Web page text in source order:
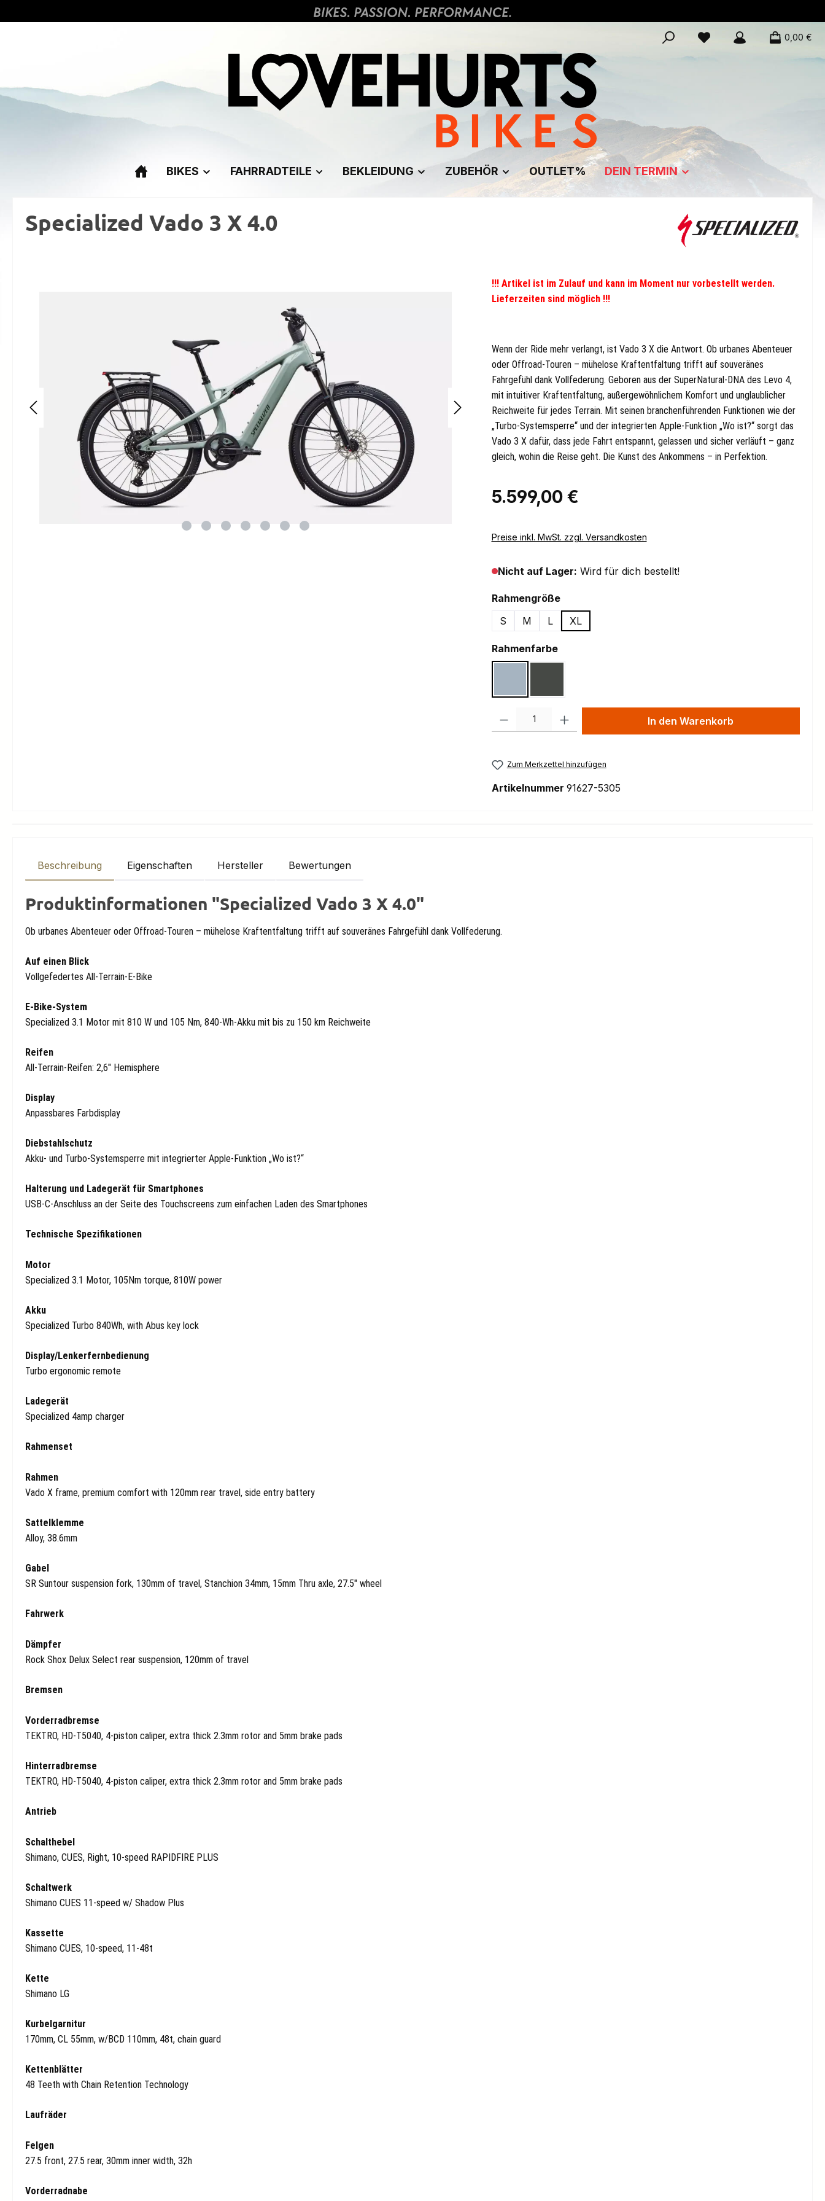
0,00 €
BIKES FAHRRADTEILE BEKLEIDUNG ZUBEHÖR OUTLET% DEIN TERMIN
Specialized Vado 3 X 4.0
!!! Artikel ist im Zulauf und kann im Moment nur vorbestellt werden.
Lieferzeiten sind möglich !!!
Wenn der Ride mehr verlangt, ist Vado 3 X die Antwort. Ob urbanes Abenteuer
oder Offroad-Touren – mühelose Kraftentfaltung trifft auf souveränes
Fahrgefühl dank Vollfederung. Geboren aus der SuperNatural-DNA des Levo 4,
mit intuitiver Kraftentfaltung, außergewöhnlichem Komfort und unglaublicher
Reichweite für jedes Terrain. Mit seinen branchenführenden Funktionen wie der
„Turbo-Systemsperre“ und der integrierten Apple-Funktion „Wo ist?“ sorgt das
Vado 3 X dafür, dass jede Fahrt entspannt, gelassen und sicher verläuft – ganz
gleich, wohin die Reise geht. Die Kunst des Ankommens – in Perfektion.
Regulärer Preis:
5.599,00 €
Preise inkl. MwSt. zzgl. Versandkosten
Nicht auf Lager: Wird für dich bestellt!
Rahmengrößeauswählen
S
M L XL
Rahmenfarbeauswählen
Produkt Anzahl: Gib den gewünschten Wert ein oder benutze die Schaltflächen
In den Warenkorb
Zum Merkzettel hinzufügen
Artikelnummer 91627-5305
Beschreibung Eigenschaften Hersteller Bewertungen
Produktinformationen "Specialized Vado 3 X 4.0"
Ob urbanes Abenteuer oder Offroad-Touren – mühelose Kraftentfaltung trifft auf souveränes Fahrgefühl dank Vollfederung.
Auf einen Blick
Vollgefedertes All-Terrain-E-Bike
E-Bike-System
Specialized 3.1 Motor mit 810 W und 105 Nm, 840-Wh-Akku mit bis zu 150 km Reichweite
Reifen
All-Terrain-Reifen: 2,6" Hemisphere
Display
Anpassbares Farbdisplay
Diebstahlschutz
Akku- und Turbo-Systemsperre mit integrierter Apple-Funktion „Wo ist?“
Halterung und Ladegerät für Smartphones
USB-C-Anschluss an der Seite des Touchscreens zum einfachen Laden des Smartphones
Technische Spezifikationen
Motor
Specialized 3.1 Motor, 105Nm torque, 810W power
Akku
Specialized Turbo 840Wh, with Abus key lock
Display/Lenkerfernbedienung
Turbo ergonomic remote
Ladegerät
Specialized 4amp charger
Rahmenset
Rahmen
Vado X frame, premium comfort with 120mm rear travel, side entry battery
Sattelklemme
Alloy, 38.6mm
Gabel
SR Suntour suspension fork, 130mm of travel, Stanchion 34mm, 15mm Thru axle, 27.5" wheel
Fahrwerk
Dämpfer
Rock Shox Delux Select rear suspension, 120mm of travel
Bremsen
Vorderradbremse
TEKTRO, HD-T5040, 4-piston caliper, extra thick 2.3mm rotor and 5mm brake pads
Hinterradbremse
TEKTRO, HD-T5040, 4-piston caliper, extra thick 2.3mm rotor and 5mm brake pads
Antrieb
Schalthebel
Shimano, CUES, Right, 10-speed RAPIDFIRE PLUS
Schaltwerk
Shimano CUES 11-speed w/ Shadow Plus
Kassette
Shimano CUES, 10-speed, 11-48t
Kette
Shimano LG
Kurbelgarnitur
170mm, CL 55mm, w/BCD 110mm, 48t, chain guard
Kettenblätter
48 Teeth with Chain Retention Technology
Laufräder
Felgen
27.5 front, 27.5 rear, 30mm inner width, 32h
Vorderradnabe